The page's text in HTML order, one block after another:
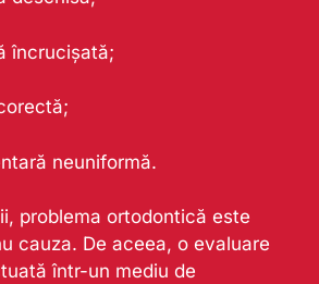
încrucișată;
neuniformă.
problema ortodontică este
cauza. De aceea, o evaluare
într-un mediu de